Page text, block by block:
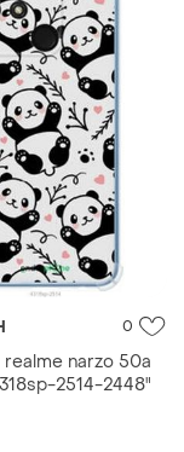
0
realme narzo 50a
2514-2448"